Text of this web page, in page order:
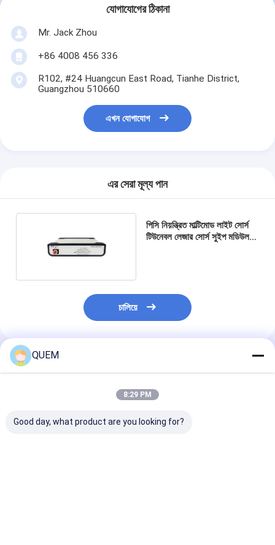
যোগাযোগের ঠিকানা
Mr. Jack Zhou
+86 4008 456 336
R102, #24 Huangcun East Road, Tianhe District,
Guangzhou 510660
এখন যোগাযোগ
এর সেরা মূল্য পান
পিসি নিয়ন্ত্রিত মাল্টিমোড লাইট সোর্স
টিউনেবল লেজার সোর্স সুইপ মডিউল ও
চালিয়ে
প্রস্তাবিত পণ্য
QUEM
8:29 PM
Good day, what product are you looking for?